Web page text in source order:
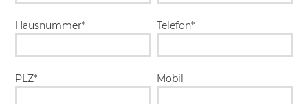
Hausnummer*
PLZ*
Telefon*
Mobil